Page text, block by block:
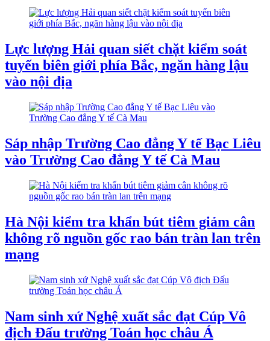
Lực lượng Hải quan siết chặt kiểm soát
tuyến biên giới phía Bắc, ngăn hàng lậu
vào nội địa
Sáp nhập Trường Cao đẳng Y tế Bạc Liêu
vào Trường Cao đẳng Y tế Cà Mau
Hà Nội kiểm tra khẩn bút tiêm giảm cân
không rõ nguồn gốc rao bán tràn lan trên
mạng
Nam sinh xứ Nghệ xuất sắc đạt Cúp Vô
địch Đấu trường Toán học châu Á